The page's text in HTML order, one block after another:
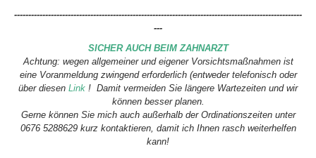
------------------------------------------------------------------------------------------------------
---
SICHER AUCH BEIM ZAHNARZT
Achtung: wegen allgemeiner und eigener Vorsichtsmaßnahmen ist
eine Voranmeldung zwingend erforderlich (entweder telefonisch oder
über diesen Link ! Damit vermeiden Sie längere Wartezeiten und wir
können besser planen.
Gerne können Sie mich auch außerhalb der Ordinationszeiten unter
0676 5288629 kurz kontaktieren, damit ich Ihnen rasch weiterhelfen
kann!